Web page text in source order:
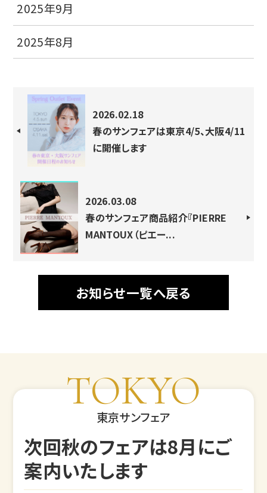
2025年9月
2025年8月
2026.02.18
春のサンフェアは東京4/5、大阪4/11
に開催します
2026.03.08
春のサンフェア商品紹介『PIERRE
MANTOUX（ピエー...
お知らせ一覧へ戻る
TOKYO
東京サンフェア
次回秋のフェアは8月にご
案内いたします